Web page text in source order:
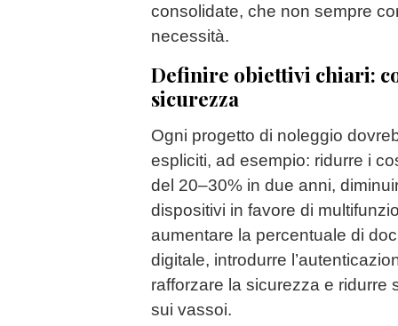
consolidate, che non sempre
necessità.
Definire obiettivi chiari:
sicurezza
Ogni progetto di noleggio
espliciti, ad esempio: ridurre i
del 20–30% in due anni,
dispositivi in favore di
aumentare la percentuale di
digitale, introdurre
rafforzare la sicurezza e ridurre
sui vassoi.